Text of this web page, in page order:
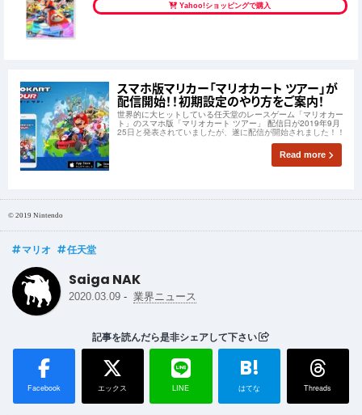
Yahoo!ショッピングで購入
スマホ版マリカー「マリオカート ツアー」が
配信開始！！初期設定のやり方をご案内！
世界的に大ヒットしている任天堂のレースゲーム「マリオカー
ト」のスマホ版「マリオカート ツアー」 配信日が2019年9月
25日と発表されていましたが、遂に配信が開始されました！！
Read more
© 2019 Nintendo
マリオ 任天堂
Saiga NAK
2020.03.09 - 業界ニュース
記事を読んだら是非シェアして下さい
Facebook エックス LINE
B!
はてな Threads